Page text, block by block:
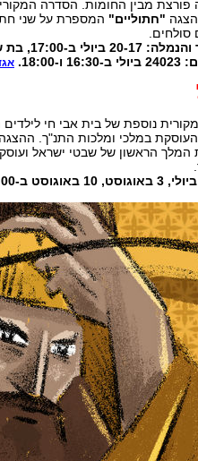
מבין החומות. הסדרה
"חתוליים" המספרת על שני
ו-18:00.
נוספת של בית אבי חי
במלכי ומלכות התנ"ך.
המלך הראשון של שבטי ישראל